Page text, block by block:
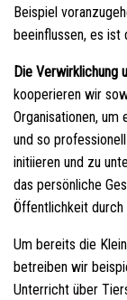
Beispiel
beeinflussen, es ist
Die Verwirklichung
kooperieren wir
Organisationen,
und so
initiieren und zu
das persönliche
Öffentlichkeit
Um bereits die
betreiben wir
Unterricht über